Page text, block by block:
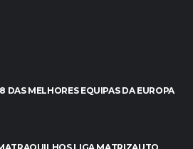
DAS MELHORES EQUIPAS DA EUROPA